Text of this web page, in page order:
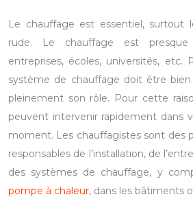
Le chauffage est essentiel, surtout
rude. Le chauffage est
entreprises, écoles, universités, etc.
système de chauffage doit être
pleinement son rôle. Pour cette
peuvent intervenir rapidement dans
moment. Les chauffagistes sont des
responsables de l’installation, de
des systèmes de chauffage, y
pompe à chaleur, dans les bâtiments